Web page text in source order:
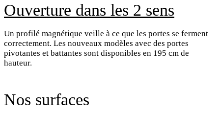
Un profilé magnétique veille à ce que les portes se ferment
correctement. Les nouveaux modèles avec des portes
pivotantes et battantes sont disponibles en 195 cm de
hauteur.
Ouverture dans les 2 sens
Nos surfaces